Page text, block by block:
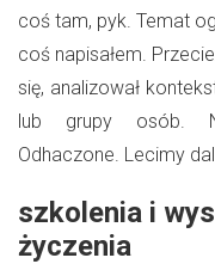
coś tam, pyk. Temat
coś napisałem.
się, analizował
lub grupy osób.
Odhaczone. Lecimy
szkolenia i
życzenia